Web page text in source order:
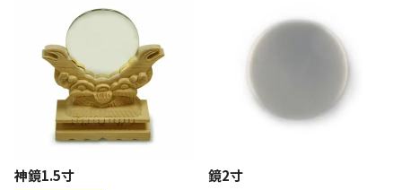
神鏡1.5寸 鏡2寸